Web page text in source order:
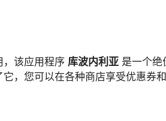
，该应用程序 库波内利亚 是一个
，您可以在各种商店享受优惠券